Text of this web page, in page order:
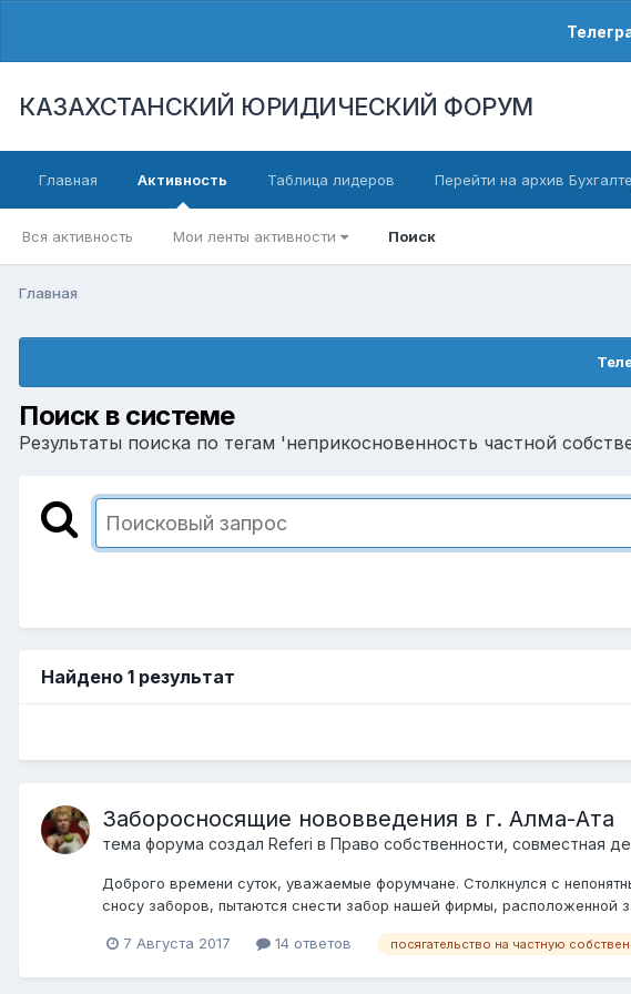
КАЗАХСТАНСКИЙ ЮРИДИЧЕСКИЙ ФОРУМ
Главная Активность
Вся активность Мои ленты активности Поиск
Таблица лидеров Перейти на архив
Главная
Поиск в системе
Результаты поиска по тегам 'неприкосновенность частной
Найдено 1 результат
Заборосносящие нововведения в г. Алма-Ата
тема форума создал Referi в Право собственности, совместная
Доброго времени суток, уважаемые форумчане. Столкнулся с
сносу заборов, пытаются снести забор нашей фирмы, расположенной
7 Августа 2017 14 ответов посягательство на частную